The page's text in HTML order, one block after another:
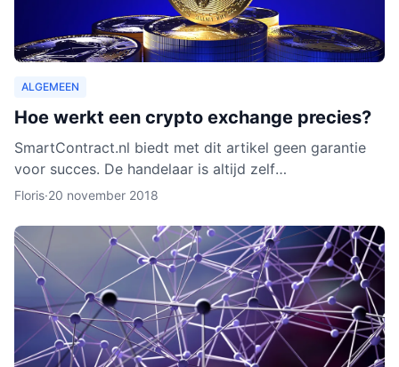
ALGEMEEN
Hoe werkt een crypto exchange precies?
SmartContract.nl biedt met dit artikel geen garantie
voor succes. De handelaar is altijd zelf
verantwoordelijk voor zijn of haar munten. Het is
Floris·20 november 2018